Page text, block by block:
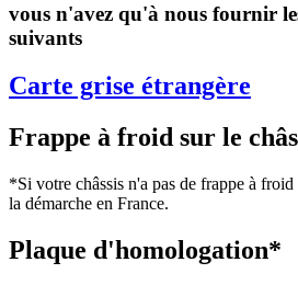
vous n'avez qu'à nous fournir
suivants
Carte grise étrangère
Frappe à froid sur le
*Si votre châssis n'a pas de frappe à
la démarche en France.
Plaque d'homologation*